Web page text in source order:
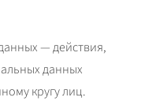
— действия,
данных
кругу лиц.